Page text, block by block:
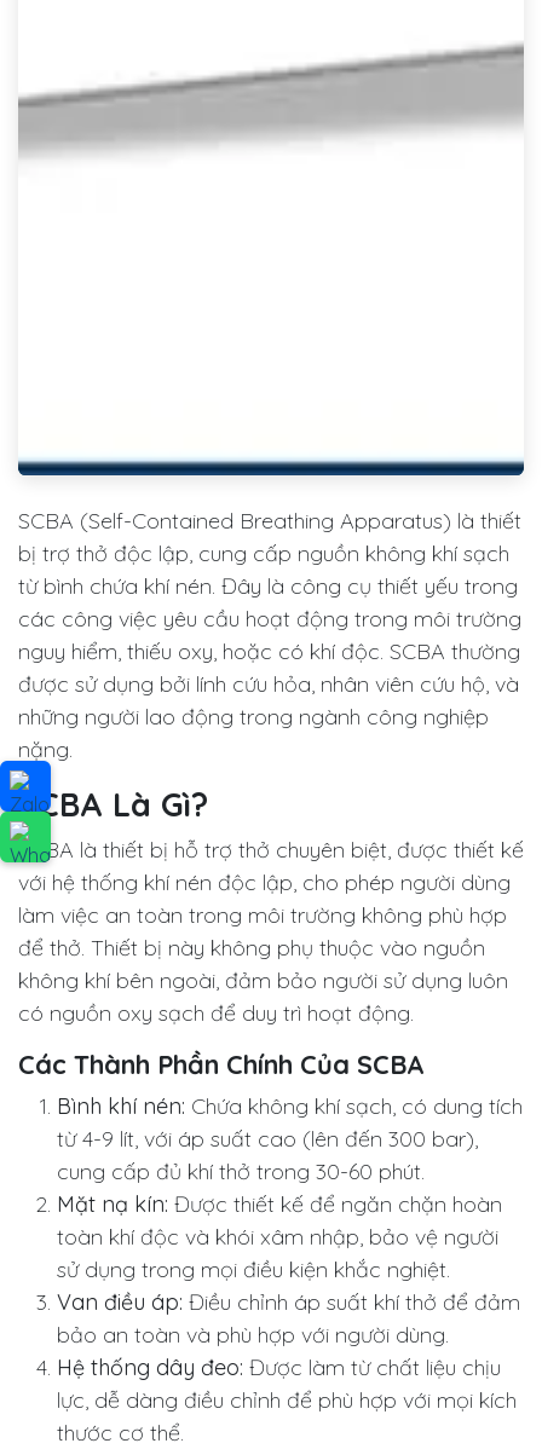
SCBA (Self-Contained Breathing Apparatus) là thiết
bị trợ thở độc lập, cung cấp nguồn không khí sạch
từ bình chứa khí nén. Đây là công cụ thiết yếu trong
các công việc yêu cầu hoạt động trong môi trường
nguy hiểm, thiếu oxy, hoặc có khí độc. SCBA thường
được sử dụng bởi lính cứu hỏa, nhân viên cứu hộ, và
những người lao động trong ngành công nghiệp
nặng.
SCBA Là Gì?
SCBA là thiết bị hỗ trợ thở chuyên biệt, được thiết kế
với hệ thống khí nén độc lập, cho phép người dùng
làm việc an toàn trong môi trường không phù hợp
để thở. Thiết bị này không phụ thuộc vào nguồn
không khí bên ngoài, đảm bảo người sử dụng luôn
có nguồn oxy sạch để duy trì hoạt động.
Các Thành Phần Chính Của SCBA
Bình khí nén: Chứa không khí sạch, có dung tích
từ 4-9 lít, với áp suất cao (lên đến 300 bar),
cung cấp đủ khí thở trong 30-60 phút.
Mặt nạ kín: Được thiết kế để ngăn chặn hoàn
toàn khí độc và khói xâm nhập, bảo vệ người
sử dụng trong mọi điều kiện khắc nghiệt.
Van điều áp: Điều chỉnh áp suất khí thở để đảm
bảo an toàn và phù hợp với người dùng.
Hệ thống dây đeo: Được làm từ chất liệu chịu
lực, dễ dàng điều chỉnh để phù hợp với mọi kích
thước cơ thể.